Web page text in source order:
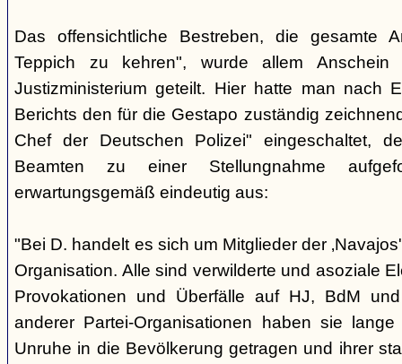
Das offensichtliche Bestreben, die gesamte
Teppich zu kehren", wurde allem
Justizministerium geteilt. Hier hatte man nach
Berichts den für die Gestapo zuständig
Chef der Deutschen Polizei" eingeschaltet,
Beamten zu einer Stellungnahme
erwartungsgemäß eindeutig aus:
"Bei D. handelt es sich um Mitglieder der
Organisation. Alle sind verwilderte und asoziale
Provokationen und Überfälle auf HJ, BdM
anderer Partei-Organisationen haben sie
Unruhe in die Bevölkerung getragen und ihrer